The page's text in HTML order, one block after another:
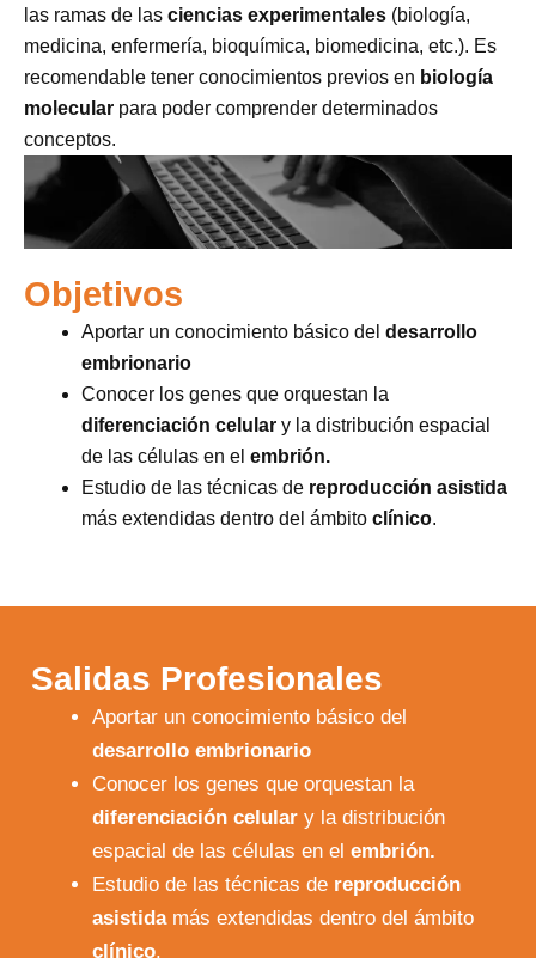
las ramas de las ciencias experimentales (biología,
medicina, enfermería, bioquímica, biomedicina, etc.). Es
recomendable tener conocimientos previos en biología
molecular para poder comprender determinados
conceptos.
Objetivos
Aportar un conocimiento básico del desarrollo
embrionario
Conocer los genes que orquestan la
diferenciación celular y la distribución espacial
de las células en el embrión.
Estudio de las técnicas de reproducción asistida
más extendidas dentro del ámbito clínico.
Salidas Profesionales
Aportar un conocimiento básico del
desarrollo embrionario
Conocer los genes que orquestan la
diferenciación celular y la distribución
espacial de las células en elembrión.
Estudio de las técnicas de reproducción
asistidamás extendidas dentro del ámbito
clínico.